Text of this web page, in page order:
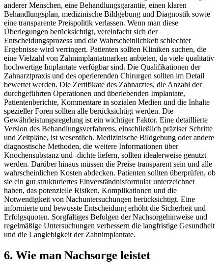
anderer Menschen, eine Behandlungsgarantie, einen klaren
Behandlungsplan, medizinische Bildgebung und Diagnostik sowie
eine transparente Preispolitik verlassen. Wenn man diese
Überlegungen berücksichtigt, vereinfacht sich der
Entscheidungsprozess und die Wahrscheinlichkeit schlechter
Ergebnisse wird verringert. Patienten sollten Kliniken suchen, die
eine Vielzahl von Zahnimplantatmarken anbieten, da viele qualitativ
hochwertige Implantate verfügbar sind. Die Qualifikationen der
Zahnarztpraxis und des operierenden Chirurgen sollten im Detail
bewertet werden. Die Zertifikate des Zahnarztes, die Anzahl der
durchgeführten Operationen und überlebenden Implantate,
Patientenberichte, Kommentare in sozialen Medien und die Inhalte
spezieller Foren sollten alle berücksichtigt werden. Die
Gewährleistungsregelung ist ein wichtiger Faktor. Eine detaillierte
Version des Behandlungsverfahrens, einschließlich präziser Schritte
und Zeitpläne, ist wesentlich. Medizinische Bildgebung oder andere
diagnostische Methoden, die weitere Informationen über
Knochensubstanz und -dichte liefern, sollten idealerweise genutzt
werden. Darüber hinaus müssen die Preise transparent sein und alle
wahrscheinlichen Kosten abdecken. Patienten sollten überprüfen, ob
sie ein gut strukturiertes Einverständnisformular unterzeichnet
haben, das potenzielle Risiken, Komplikationen und die
Notwendigkeit von Nachuntersuchungen berücksichtigt. Eine
informierte und bewusste Entscheidung erhöht die Sicherheit und
Erfolgsquoten. Sorgfältiges Befolgen der Nachsorgehinweise und
regelmäßige Untersuchungen verbessern die langfristige Gesundheit
und die Langlebigkeit der Zahnimplantate.
6. Wie man Nachsorge leistet